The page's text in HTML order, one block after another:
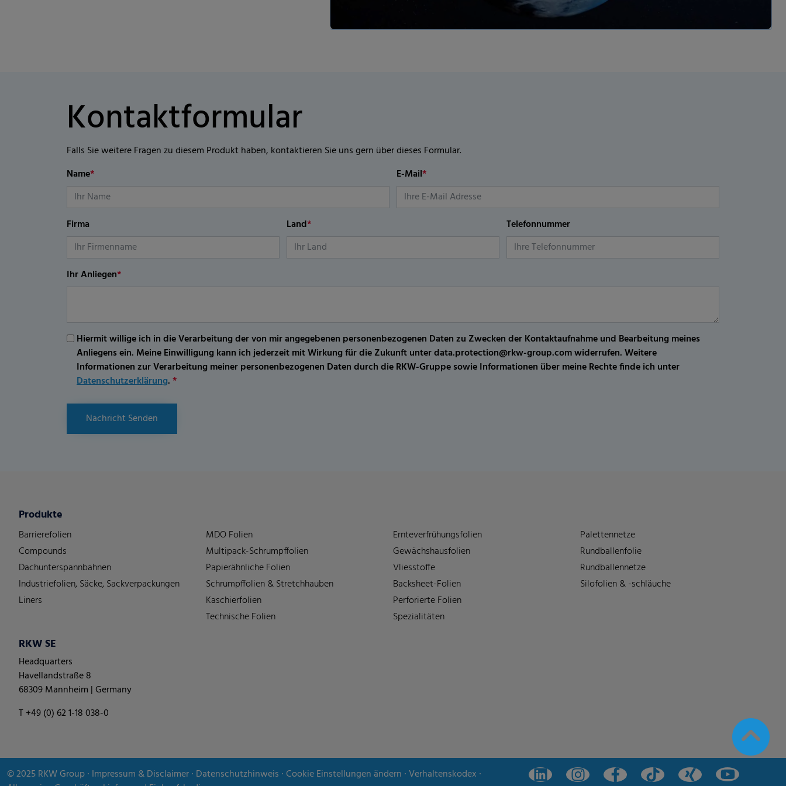
Kontaktformular
Falls Sie weitere Fragen zu diesem Produkt haben, kontaktieren Sie uns gern über dieses Formular.
Name* E-Mail*
Firma Land* Telefonnummer
Ihr Anliegen*
Hiermit willige ich in die Verarbeitung der von mir angegebenen personenbezogenen Daten zu Zwecken der Kontaktaufnahme und Bearbeitung meines
Anliegens ein. Meine Einwilligung kann ich jederzeit mit Wirkung für die Zukunft unter data.protection@rkw-group.com widerrufen. Weitere
Informationen zur Verarbeitung meiner personenbezogenen Daten durch die RKW-Gruppe sowie Informationen über meine Rechte finde ich unter
Datenschutzerklärung.*
Nachricht Senden
Produkte
Barrierefolien
Compounds
Dachunterspannbahnen
Industriefolien, Säcke, Sackverpackungen
Liners
MDO Folien
Multipack-Schrumpffolien
Papierähnliche Folien
Schrumpffolien & Stretchhauben
Kaschierfolien
Technische Folien
Ernteverfrühungsfolien
Gewächshausfolien
Vliesstoffe
Backsheet-Folien
Perforierte Folien
Spezialitäten
Palettennetze
Rundballenfolie
Rundballennetze
Silofolien & -schläuche
RKW SE
Headquarters
Havellandstraße 8
68309 Mannheim | Germany
T +49 (0) 62 1-18 038-0
© 2025RKW Group∙ Impressum & Disclaimer∙ Datenschutzhinweis ∙Cookie Einstellungen ändern ∙Verhaltenskodex ∙